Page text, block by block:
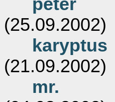
peter
(25.09.2002)
karyptus
(21.09.2002)
mr.